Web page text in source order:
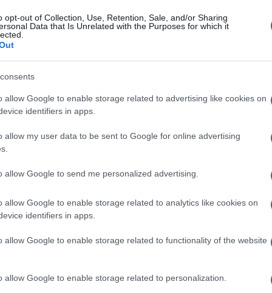
opt-out of Collection, Use, Retention, Sale, and/or Sharing
Data that Is Unrelated with the Purposes for which it
allow Google to enable storage related to advertising like cookies on
identifiers in apps.
allow my user data to be sent to Google for online advertising
allow Google to send me personalized advertising.
allow Google to enable storage related to analytics like cookies on
identifiers in apps.
allow Google to enable storage related to functionality of the website
allow Google to enable storage related to personalization.
cittadine.
oltre il risultato.
Est e la semantica di